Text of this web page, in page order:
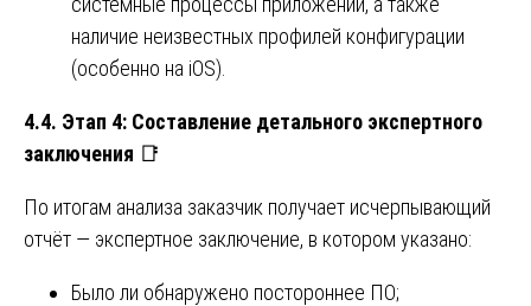
наличие неизвестных профилей конфигурации
(особенно на iOS).
4.4. Этап 4: Составление детального экспертного
заключения 📑
По итогам анализа заказчик получает исчерпывающий
отчёт — экспертное заключение, в котором указано:
Было ли обнаружено постороннее ПО;